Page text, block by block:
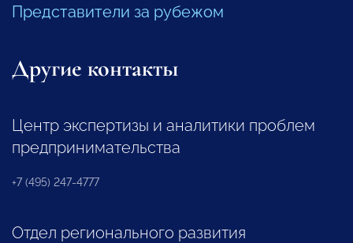
Представители за рубежом
Другие контакты
Центр экспертизы и аналитики проблем
предпринимательства
+7 (495) 247-4777
Отдел регионального развития